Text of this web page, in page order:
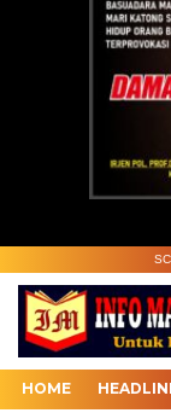
HOME